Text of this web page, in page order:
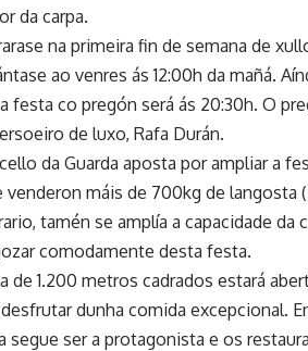
da carpa.
na primeira fin de semana de
ao venres ás 12:00h da mañá.
festa co pregón será ás 20:30h. O
de luxo, Rafa Durán.
da Guarda aposta por ampliar a
venderon máis de 700kg de
tamén se amplía a capacidade
comodamente desta festa.
de 1.200 metros cadrados estará
dunha comida excepcional.
segue ser a protagonista e os